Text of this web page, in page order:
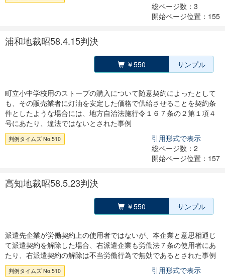
総ページ数：3
開始ページ位置：155
浦和地裁昭58.4.15判決
￥550 サンプル
町立小中学校用のストーブの購入について随意契約によったとして
も、その販売業者に灯油を安定した価格で供給させることを契約条
件としたような場合には、地方自治法施行令１６７条の２第１項４
号にあたり、違法ではないとされた事例
判例タイムズ No.510
引用形式で表示
総ページ数：2
開始ページ位置：157
高知地裁昭58.5.23判決
￥550 サンプル
派遣先企業が労働契約上の使用者ではないが、本企業と意思相通じ
て派遣契約を解除した場合、右派遣企業も労働法７条の使用者にあ
たり、右派遣契約の解除は不当労働行為で無効であるとされた事例
判例タイムズ No.510
引用形式で表示